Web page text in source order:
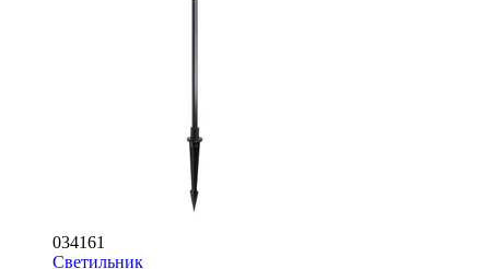
034161
Светильник